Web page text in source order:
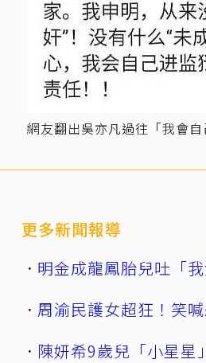
網友翻出吳亦凡過往「我會
更多新聞報導
明金成龍鳳胎兒吐「
周渝民護女超狂！笑
陳妍希9歲兒「小星